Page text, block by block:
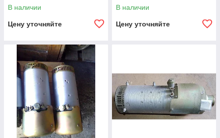
В наличии
Цену уточняйте
В наличии
Цену уточняйте